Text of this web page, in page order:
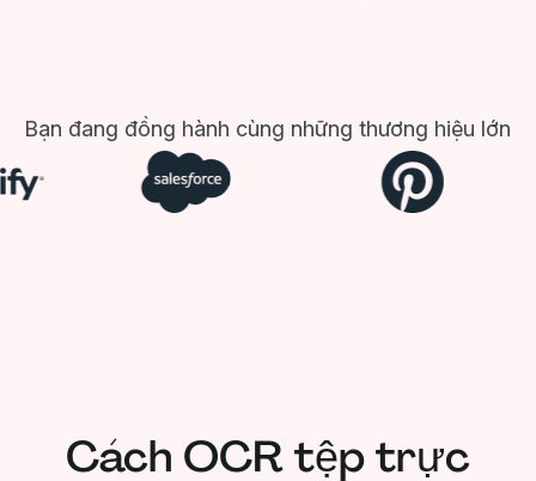
Bạn đang đồng hành cùng những thương hiệu lớn
Cách OCR tệp trực